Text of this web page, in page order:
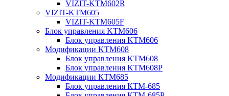
VIZIT-KTM602R
VIZIT-KTM605
VIZIT-KTM605F
Блок управления KTM606
Блок управления KTM606
Модификации KTM608
Блок управления KTM608
Блок управления KTM608Р
Модификации КТМ685
Блок управления КТМ-685